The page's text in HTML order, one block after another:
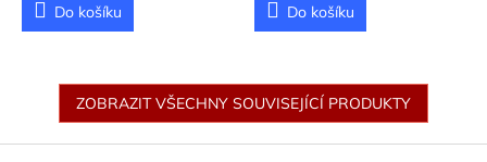
Do košíku Do košíku
ZOBRAZIT VŠECHNY SOUVISEJÍCÍ PRODUKTY